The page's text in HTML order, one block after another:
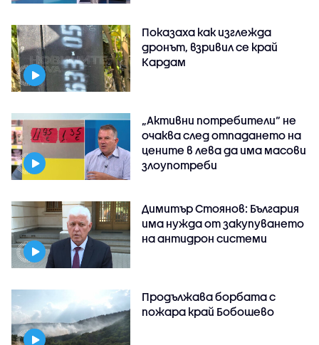
Показаха как изглежда
дронът, взривил се край
Кардам
„Активни потребители“ не
очаква след отпадането на
цените в лева да има масови
злоупотреби
Димитър Стоянов: България
има нужда от закупуването
на антидрон системи
Продължава борбата с
пожара край Бобошево